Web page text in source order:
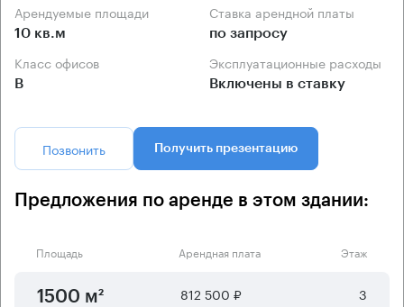
Арендуемые площади
10 кв.м
Ставка арендной платы
по запросу
Класс офисов
B
Эксплуатационные расходы
Включены в ставку
Позвонить Получить презентацию
Предложения по аренде в этом здании:
Площадь Арендная плата Этаж
1500 м² 812 500 ₽ 3